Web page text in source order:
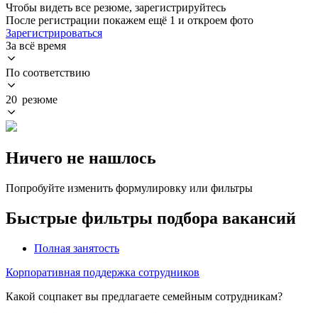
Чтобы видеть все резюме, зарегистрируйтесь
После регистрации покажем ещё 1 и откроем фото
Зарегистрироваться
За всё время
По соответствию
20 резюме
Ничего не нашлось
Попробуйте изменить формулировку или фильтры
Быстрые фильтры подбора вакансий
Полная занятость
Корпоративная поддержка сотрудников
Какой соцпакет вы предлагаете семейным сотрудникам?